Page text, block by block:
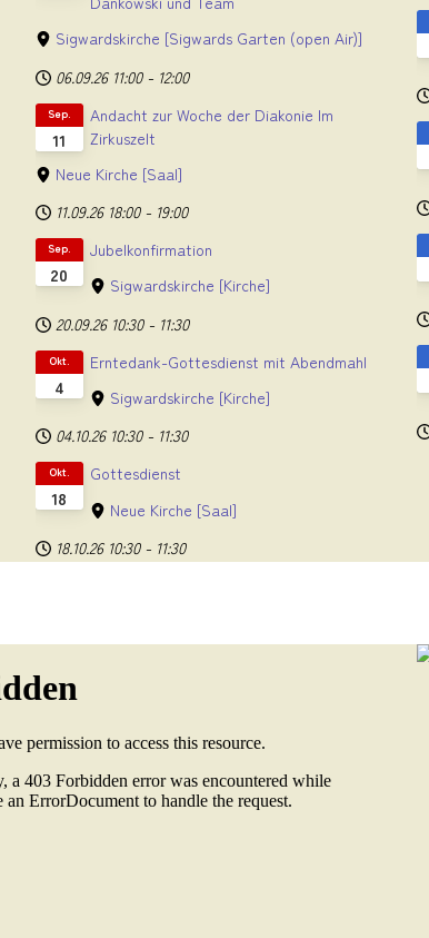
Sigwardskirche [Sigwards Garten (open Air)]
06.09.26 11:00 - 12:00
11
Sep.
Andacht zur Woche der Diakonie Im
Zirkuszelt
Neue Kirche [Saal]
11.09.26 18:00 - 19:00
20
Sep.
Jubelkonfirmation
Sigwardskirche [Kirche]
20.09.26 10:30 - 11:30
4
Okt.
Erntedank-Gottesdienst mit Abendmahl
Sigwardskirche [Kirche]
04.10.26 10:30 - 11:30
18
Okt.
Gottesdienst
Neue Kirche [Saal]
18.10.26 10:30 - 11:30